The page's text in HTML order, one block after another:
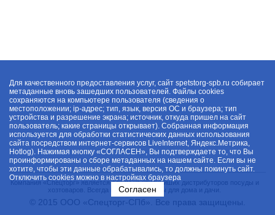
Компания «Спецторг» является одним из крупнейших дистрибуторов посуды и
хозтоваров. Всегда в наличии товары для дома и дачи.
© 2015 ООО «Спецторг-СПб». Все права защищены.
Для качественного предоставления услуг, сайт spetstorg-spb.ru собирает
метаданные вновь зашедших пользователей. Файлы cookies
сохраняются на компьютере пользователя (сведения о
местоположении; ip-адрес; тип, язык, версия ОС и браузера; тип
устройства и разрешение экрана; источник, откуда пришел на сайт
пользователь; какие страницы открывает). Собранная информация
используется для обработки статистических данных использования
сайта посредством интернет-сервисов LiveInternet, Яндекс.Метрика,
Hotlog). Нажимая кнопку «СОГЛАСЕН», Вы подтверждаете то, что Вы
проинформированы о сборе метаданных на нашем сайте. Если вы не
хотите, чтобы эти данные обрабатывались, то должны покинуть сайт.
Отключить cookies можно в настройках браузера
Согласен